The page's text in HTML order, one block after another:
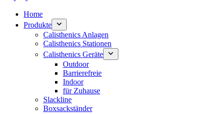
Home
Produkte
Calisthenics Anlagen
Calisthenics Stationen
Calisthenics Geräte
Outdoor
Barrierefreie
Indoor
für Zuhause
Slackline
Boxsackständer